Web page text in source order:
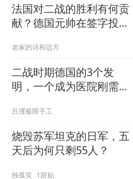
法国对二战的胜利有何贡
献？德国元帅在签字投降
老家的诗和远方
二战时期德国的3个发
明，一个成为医院刚需，
吕彏极限手工
烧毁苏军坦克的日军，五
天后为何只剩55人？
独孤笑 1跟贴